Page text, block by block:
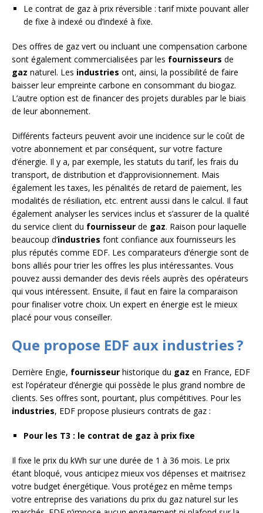
Le contrat de gaz à prix réversible : tarif mixte pouvant aller
de fixe à indexé ou d’indexé à fixe.
Des offres de gaz vert ou incluant une compensation carbone
sont également commercialisées par les fournisseurs de
gaz naturel. Les industries ont, ainsi, la possibilité de faire
baisser leur empreinte carbone en consommant du biogaz.
L’autre option est de financer des projets durables par le biais
de leur abonnement.
Différents facteurs peuvent avoir une incidence sur le coût de
votre abonnement et par conséquent, sur votre facture
d’énergie. Il y a, par exemple, les statuts du tarif, les frais du
transport, de distribution et d’approvisionnement. Mais
également les taxes, les pénalités de retard de paiement, les
modalités de résiliation, etc. entrent aussi dans le calcul. Il faut
également analyser les services inclus et s’assurer de la qualité
du service client du fournisseur de gaz. Raison pour laquelle
beaucoup d’industries font confiance aux fournisseurs les
plus réputés comme EDF. Les comparateurs d’énergie sont de
bons alliés pour trier les offres les plus intéressantes. Vous
pouvez aussi demander des devis réels auprès des opérateurs
qui vous intéressent. Ensuite, il faut en faire la comparaison
pour finaliser votre choix. Un expert en énergie est le mieux
placé pour vous conseiller.
Que propose EDF aux industries ?
Derrière Engie, fournisseur historique du gaz en France, EDF
est l’opérateur d’énergie qui possède le plus grand nombre de
clients. Ses offres sont, pourtant, plus compétitives. Pour les
industries, EDF propose plusieurs contrats de gaz :
Pour les T3 : le contrat de gaz à prix fixe
Il fixe le prix du kWh sur une durée de 1 à 36 mois. Le prix
étant bloqué, vous anticipez mieux vos dépenses et maitrisez
votre budget énergétique. Vous protégez en même temps
votre entreprise des variations du prix du gaz naturel sur les